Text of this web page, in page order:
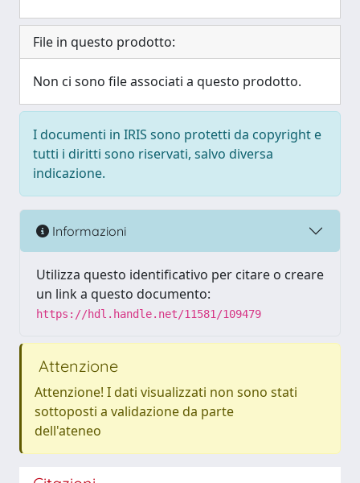
File in questo prodotto:
Non ci sono file associati a questo prodotto.
I documenti in IRIS sono protetti da copyright e
tutti i diritti sono riservati, salvo diversa
indicazione.
Informazioni
Utilizza questo identificativo per citare o creare
un link a questo documento:
https://hdl.handle.net/11581/109479
Attenzione
Attenzione! I dati visualizzati non sono stati
sottoposti a validazione da parte
dell'ateneo